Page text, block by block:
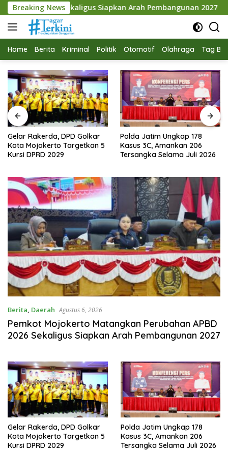
Langsung
ke
konten
Breaking News
Siapkan Arah Pembangunan 2027 Gelar Rakerda,
Home Berita Kriminal Politik Otomotif Olahraga Tag
Gelar Rakerda, DPD Golkar
Kota Mojokerto Targetkan 5
Kursi DPRD 2029
Polda Jatim Ungkap 178
Kasus 3C, Amankan 206
Tersangka Selama Juli 2026
Berita, Daerah Agustus 6, 2026
Pemkot Mojokerto Matangkan Perubahan APBD
2026 Sekaligus Siapkan Arah Pembangunan 2027
Gelar Rakerda, DPD Golkar
Kota Mojokerto Targetkan 5
Kursi DPRD 2029
Polda Jatim Ungkap 178
Kasus 3C, Amankan 206
Tersangka Selama Juli 2026